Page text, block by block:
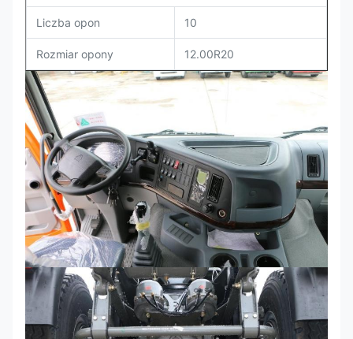
Liczba opon 10
Rozmiar opony 12.00R20